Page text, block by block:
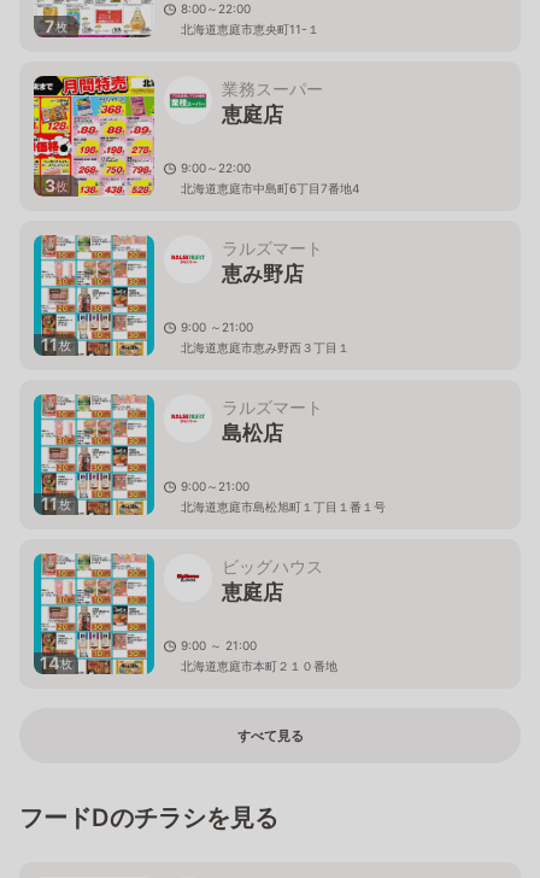
7枚
8:00～22:00
北海道恵庭市恵央町11-１
3枚
業務スーパー
恵庭店
9:00～22:00
北海道恵庭市中島町6丁目7番地4
11枚
ラルズマート
恵み野店
9:00 ～21:00
北海道恵庭市恵み野西３丁目１
11枚
ラルズマート
島松店
9:00～21:00
北海道恵庭市島松旭町１丁目１番１号
14枚
ビッグハウス
恵庭店
9:00 ～ 21:00
北海道恵庭市本町２１０番地
すべて見る
フードDのチラシを見る